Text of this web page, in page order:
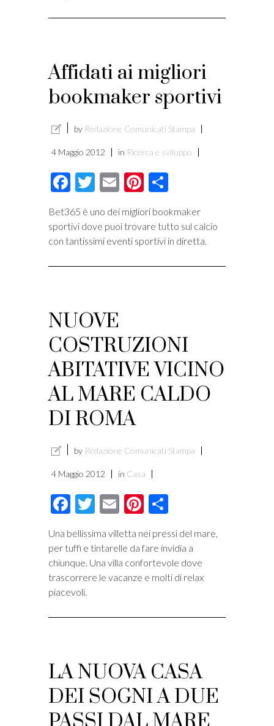
Affidati ai migliori
bookmaker sportivi
by Redazione Comunicati Stampa
4 Maggio 2012 in Ricerca e sviluppo
Facebook
Twitter
EmailPinterest
Bet365 è uno dei migliori bookmaker
sportivi dove puoi trovare tutto sul calcio
con tantissimi eventi sportivi in diretta.
NUOVE
COSTRUZIONI
ABITATIVE VICINO
AL MARE CALDO
DI ROMA
by Redazione Comunicati Stampa
4 Maggio 2012 in Casa
Facebook
Twitter
EmailPinterest
Una bellissima villetta nei pressi del mare,
per tuffi e tintarelle da fare invidia a
chiunque. Una villa confortevole dove
trascorrere le vacanze e molti di relax
piacevoli.
LA NUOVA CASA
DEI SOGNI A DUE